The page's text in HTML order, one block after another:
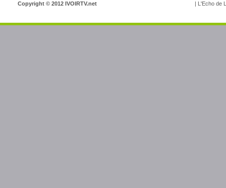
Copyright © 2012 IVOIRTV.net | L'Echo de